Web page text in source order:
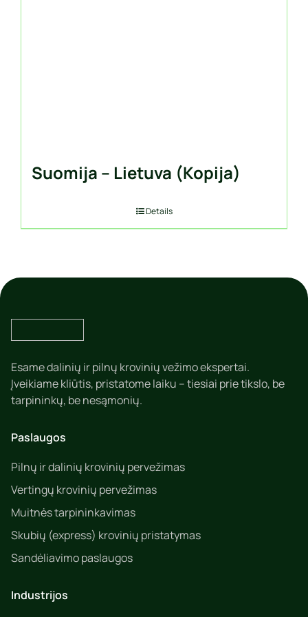
Suomija – Lietuva (Kopija)
Details
Esame dalinių ir pilnų krovinių vežimo ekspertai.
Įveikiame kliūtis, pristatome laiku – tiesiai prie tikslo, be
tarpininkų, be nesąmonių.
Paslaugos
Pilnų ir dalinių krovinių pervežimas
Vertingų krovinių pervežimas
Muitnės tarpininkavimas
Skubių (express) krovinių pristatymas
Sandėliavimo paslaugos
Industrijos